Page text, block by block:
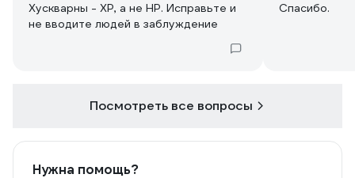
Хускварны - XP, а не HP. Исправьте и
не вводите людей в заблуждение
Спасибо.
Посмотреть все вопросы
Нужна помощь?